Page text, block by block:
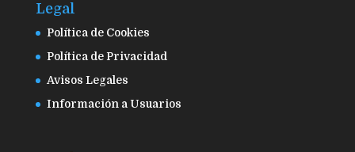
Legal
Política de Cookies
Política de Privacidad
Avisos Legales
Información a Usuarios